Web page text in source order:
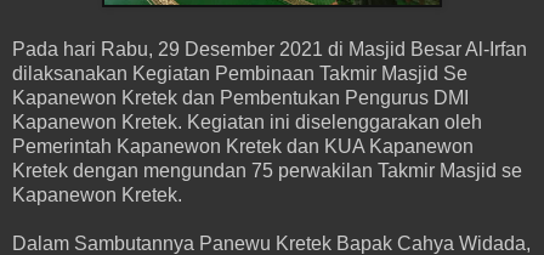
Pada hari Rabu, 29 Desember 2021 di Masjid Besar Al-Irfan
dilaksanakan Kegiatan Pembinaan Takmir Masjid Se
Kapanewon Kretek dan Pembentukan Pengurus DMI
Kapanewon Kretek. Kegiatan ini diselenggarakan oleh
Pemerintah Kapanewon Kretek dan KUA Kapanewon
Kretek dengan mengundan 75 perwakilan Takmir Masjid se
Kapanewon Kretek.
Dalam Sambutannya Panewu Kretek Bapak Cahya Widada,